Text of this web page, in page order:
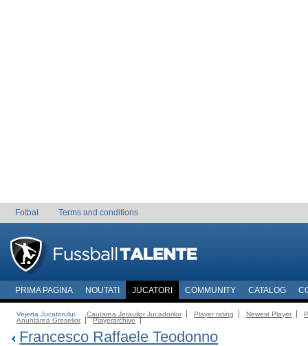
Fotbal Terms and conditions
PRIMA PAGINA NOUTATI JUCATORI COMMUNITY CATALOG
Vejerta Jucatorului Cautarea Jetauilor Jucadorilor Player rating Newest Player
Anuntarea Greselior
Playerarchive
Francesco Raffaele Teodonno